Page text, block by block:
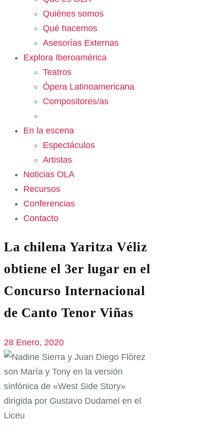
Quiénes somos
Qué hacemos
Asesorías Externas
Explora Iberoamérica
Teatros
Ópera Latinoamericana
Compositores/as
En la escena
Espectáculos
Artistas
Noticias OLA
Recursos
Conferencias
Contacto
La chilena Yaritza Véliz
obtiene el 3er lugar en el
Concurso Internacional
de Canto Tenor Viñas
28 Enero, 2020